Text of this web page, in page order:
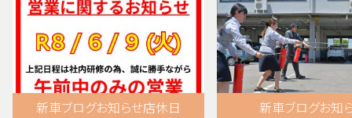
新車ブログお知らせ店休日 新車ブログお知